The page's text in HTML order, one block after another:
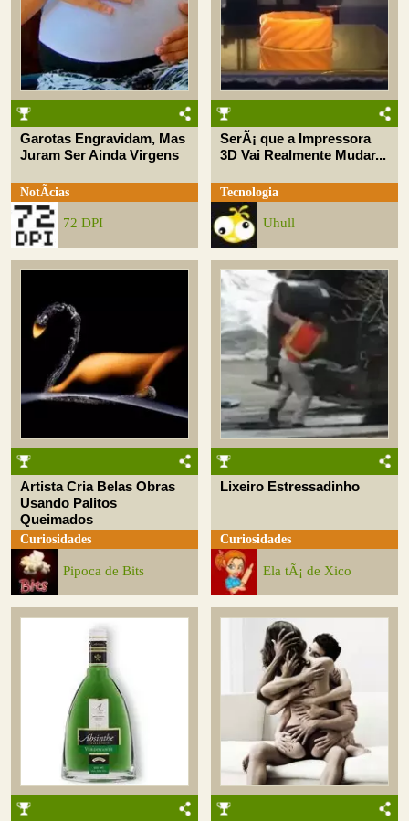
Garotas Engravidam, Mas
Juram Ser Ainda Virgens
NotÃ­cias
72 DPI
SerÃ¡ que a Impressora
3D Vai Realmente Mudar...
Tecnologia
Uhull
Artista Cria Belas Obras
Usando Palitos
Queimados
Curiosidades
Pipoca de Bits
Lixeiro Estressadinho
Curiosidades
Ela tÃ¡ de Xico